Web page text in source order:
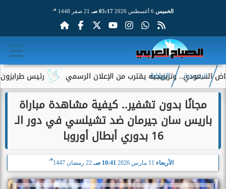
الخميس 05:17 صـ 21 صفر 1448 هـ
رئيس طرابزون سبور يكشف يقترب من الإعلان الرسميالرئيسية الرياضة
مجانًا بدون تشفير.. كيفية مشاهدة مباراة
باريس سان جيرمان ضد تشيلسي في دور الـ
16 بدوري أبطال أوروبا
الأربعاء 10:41 صـ 22 رمضان 1447
هـ